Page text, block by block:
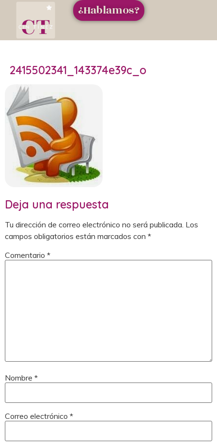
¿Hablamos?
2415502341_143374e39c_o
Deja una respuesta
Tu dirección de correo electrónico no será publicada. Los
campos obligatorios están marcados con *
Comentario *
Nombre *
Correo electrónico *